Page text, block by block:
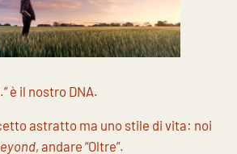
è il nostro DNA.
astratto ma uno stile di vita: noi
, andare “Oltre”.